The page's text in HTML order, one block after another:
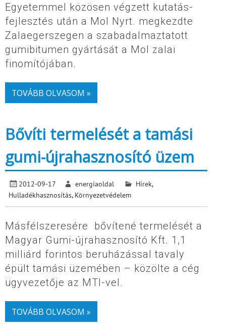
Egyetemmel közösen végzett kutatás-
fejlesztés után a Mol Nyrt. megkezdte
Zalaegerszegen a szabadalmaztatott
gumibitumen gyártását a Mol zalai
finomítójában.
TOVÁBB OLVASOM »
Bővíti termelését a tamási
gumi-újrahasznosító üzem
2012-09-17 energiaoldal Hírek,
Hulladékhasznosítás, Környezetvédelem
Másfélszeresére bővítené termelését a
Magyar Gumi-újrahasznosító Kft. 1,1
milliárd forintos beruházással tavaly
épült tamási üzemében – közölte a cég
ügyvezetője az MTI-vel.
TOVÁBB OLVASOM »